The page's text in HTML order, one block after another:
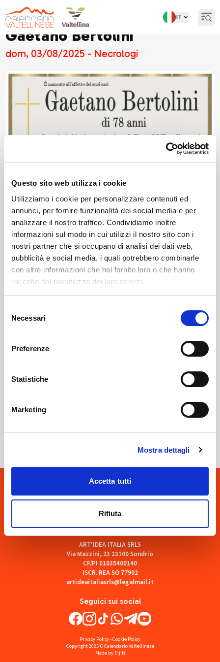
Questo sito web utilizza i cookie
Utilizziamo i cookie per personalizzare contenuti ed
annunci, per fornire funzionalità dei social media e per
analizzare il nostro traffico. Condividiamo inoltre
informazioni sul modo in cui utilizzi il nostro sito con i
nostri partner che si occupano di analisi dei dati web,
pubblicità e social media, i quali potrebbero combinarle
con altre informazioni che hai fornito loro o che hanno
raccolto dal tuo utilizzo dei loro servizi.
delNecessari
Preferenze
Statistiche
Marketing
Mostra dettagli
Accetta tutti
Rifiuta
IT
Gaetano Bertolini
dom, 03/08/2025 - Necrologi
Leggi qui il necrologio
https://www.onoranzefunebrisof.it/necrologi/gaetano-
bertolini/
Necrologi
Seguici sui social
ART'IDEA ITALIA SRLS
Via Mazzini, 23 23100 Sondrio
CF/PI 01035400140
ISCR. REA SO 77902
artideaitaliasrls@legalmail.it
Privacy Policy-Cookie Policy
Copyright 2025 © Calendario Valtellinese
Made by Dijiti